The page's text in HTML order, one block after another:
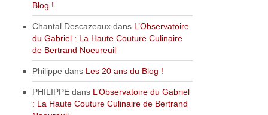
Blog !
Chantal Descazeaux dans L’Observatoire
du Gabriel : La Haute Couture Culinaire
de Bertrand Noeureuil
Philippe dans Les 20 ans du Blog !
PHILIPPE dans L’Observatoire du Gabriel
: La Haute Couture Culinaire de Bertrand